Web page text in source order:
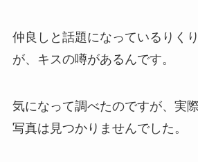
仲良しと話題になっているりく
が、キスの噂があるんです。
気になって調べたのですが、実
写真は見つかりませんでした。